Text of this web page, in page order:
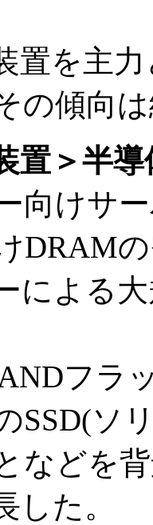
置を主
の傾向
置＞半
向けサ
DRAM
による
フラ
SSD(ソ
などを
した。